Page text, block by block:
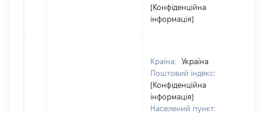
[Конфіденційна
інформація]
Країна:
Україна
Поштовий індекс:
[Конфіденційна
інформація]
Населений пункт: